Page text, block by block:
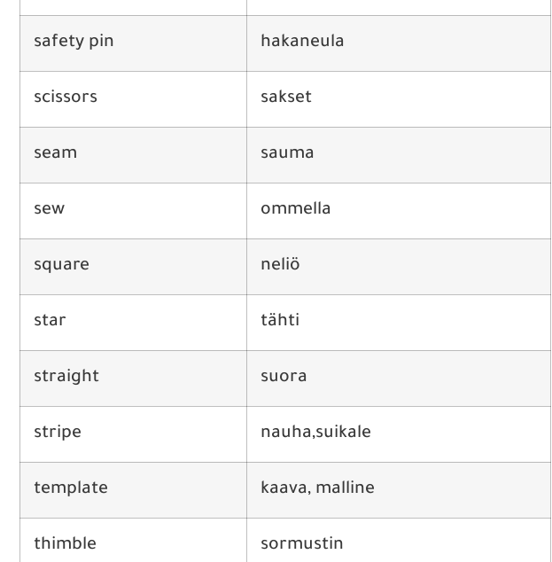
safety pin hakaneula
scissors sakset
seam sauma
sew ommella
square neliö
star tähti
straight suora
stripe nauha,suikale
template kaava, malline
thimble sormustin